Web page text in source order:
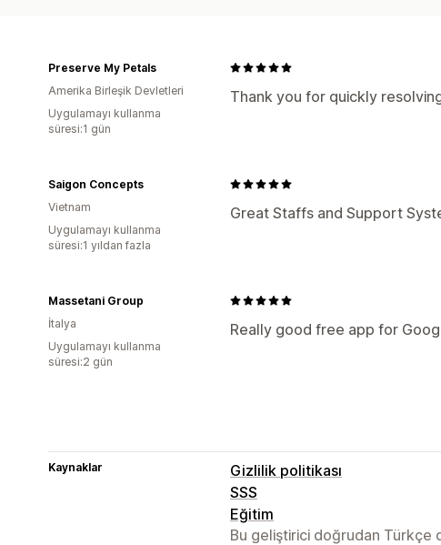
Thank you for quickly
Preserve My Petals
Amerika Birleşik Devletleri
Uygulamayı kullanma
süresi:1 gün
Great Staffs and Support
Saigon Concepts
Vietnam
Uygulamayı kullanma
süresi:1 yıldan fazla
Really good free app for
Massetani Group
İtalya
Uygulamayı kullanma
süresi:2 gün
Kaynaklar
Gizlilik politikası
SSS
Eğitim
Bu geliştirici doğrudan Türkçe